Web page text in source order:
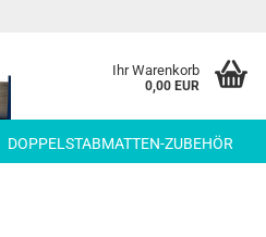
Ihr Warenkorb
0,00 EUR
DOPPELSTABMATTEN-ZUBEHÖR